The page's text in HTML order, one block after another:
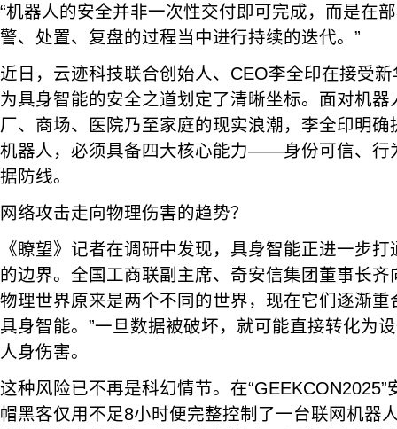
“机器人的安全并非一次性交付即可完成，而是在
警、处置、复盘的过程当中进行持续的迭代。”
近日，云迹科技联合创始人、CEO李全印在接受
为具身智能的安全之道划定了清晰坐标。面对机
厂、商场、医院乃至家庭的现实浪潮，李全印明
机器人，必须具备四大核心能力——身份可信、行
据防线。
网络攻击走向物理伤害的趋势？
《瞭望》记者在调研中发现，具身智能正进一步
的边界。全国工商联副主席、奇安信集团董事长齐
物理世界原来是两个不同的世界，现在它们逐渐
具身智能。”一旦数据被破坏，就可能直接转化为
人身伤害。
这种风险已不再是科幻情节。在
帽黑客仅用不足8小时便完整控制了一台联网机器